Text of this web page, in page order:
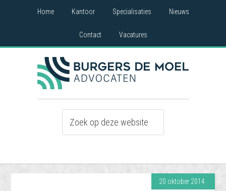
Home Kantoor Specialisaties Nieuws
Contact Vacatures
20 oktober 2014